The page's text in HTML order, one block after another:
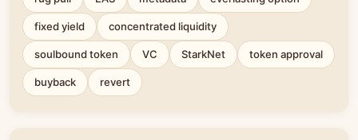
fixed yield concentrated liquidity
soulbound token VC StarkNet token approval
buyback revert